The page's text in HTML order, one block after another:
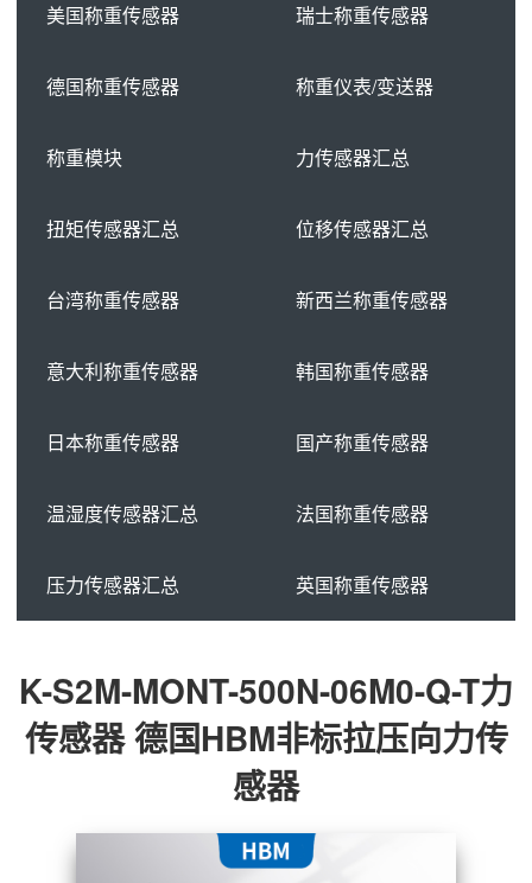
美国称重传感器 瑞士称重传感器
德国称重传感器 称重仪表/变送器
称重模块 力传感器汇总
扭矩传感器汇总 位移传感器汇总
台湾称重传感器 新西兰称重传感器
意大利称重传感器 韩国称重传感器
日本称重传感器 国产称重传感器
温湿度传感器汇总 法国称重传感器
压力传感器汇总 英国称重传感器
K-S2M-MONT-500N-06M0-Q-T力
传感器 德国HBM非标拉压向力传
感器